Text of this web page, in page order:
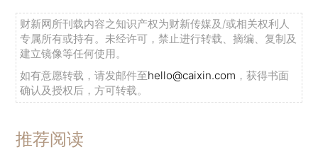
财新网所刊载内容之知识产权为财新传媒及/或相关权利人
专属所有或持有。未经许可，禁止进行转载、摘编、复制及
建立镜像等任何使用。
如有意愿转载，请发邮件至hello@caixin.com ，获得书面
确认及授权后，方可转载。
推荐阅读